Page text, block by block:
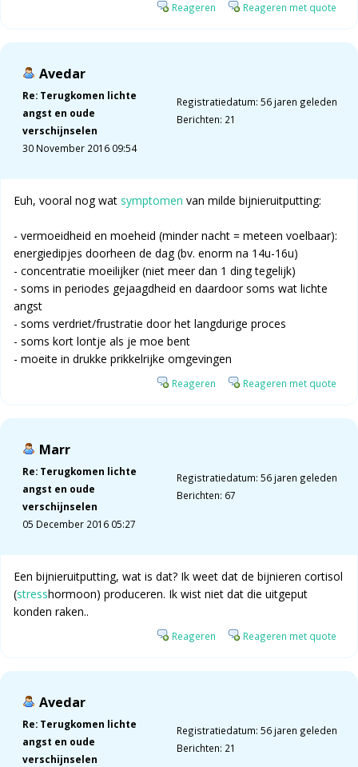
Reageren Reageren met quote
Avedar
Re: Terugkomen lichte
angst en oude
verschijnselen
30 November 2016 09:54
Registratiedatum: 56 jaren geleden
Berichten: 21
Euh, vooral nog wat symptomen van milde bijnieruitputting:
- vermoeidheid en moeheid (minder nacht = meteen voelbaar):
energiedipjes doorheen de dag (bv. enorm na 14u-16u)
- concentratie moeilijker (niet meer dan 1 ding tegelijk)
- soms in periodes gejaagdheid en daardoor soms wat lichte
angst
- soms verdriet/frustratie door het langdurige proces
- soms kort lontje als je moe bent
- moeite in drukke prikkelrijke omgevingen
Reageren Reageren met quote
Marr
Re: Terugkomen lichte
angst en oude
verschijnselen
05 December 2016 05:27
Registratiedatum: 56 jaren geleden
Berichten: 67
Een bijnieruitputting, wat is dat? Ik weet dat de bijnieren cortisol
(stresshormoon) produceren. Ik wist niet dat die uitgeput
konden raken..
Reageren Reageren met quote
Avedar
Re: Terugkomen lichte
angst en oude
verschijnselen
Registratiedatum: 56 jaren geleden
Berichten: 21